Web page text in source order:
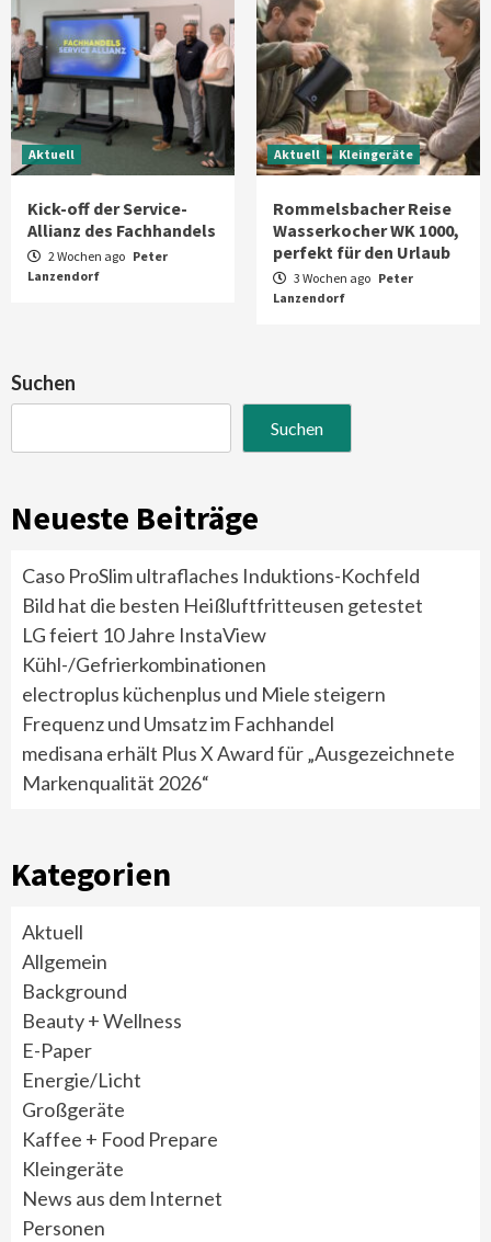
Aktuell
Kick-off der Service-
Allianz des Fachhandels
2 Wochen ago Peter
Lanzendorf
Aktuell Kleingeräte
Rommelsbacher Reise
Wasserkocher WK 1000,
perfekt für den Urlaub
3 Wochen ago Peter
Lanzendorf
Suchen
Suchen
Neueste Beiträge
Caso ProSlim ultraflaches Induktions-Kochfeld
Bild hat die besten Heißluftfritteusen getestet
LG feiert 10 Jahre InstaView
Kühl-/Gefrierkombinationen
electroplus küchenplus und Miele steigern
Frequenz und Umsatz im Fachhandel
medisana erhält Plus X Award für „Ausgezeichnete
Markenqualität 2026“
Kategorien
Aktuell
Allgemein
Background
Beauty + Wellness
E-Paper
Energie/Licht
Großgeräte
Kaffee + Food Prepare
Kleingeräte
News aus dem Internet
Personen